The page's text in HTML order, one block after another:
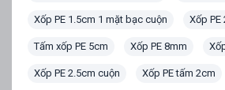
Xốp PE 1.5cm 1 mặt bạc cuộn Xốp
Tấm xốp PE 5cm Xốp PE 8mm
Xốp PE 2.5cm cuộn Xốp PE tấm 2cm